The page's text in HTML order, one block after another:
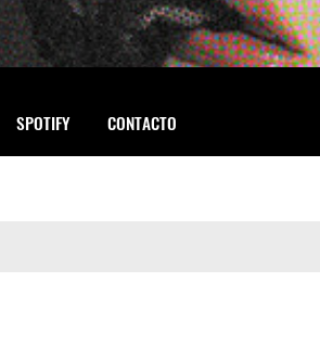
SPOTIFY CONTACTO